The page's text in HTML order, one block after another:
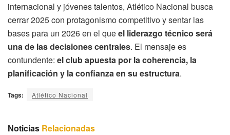
internacional y jóvenes talentos, Atlético Nacional busca
cerrar 2025 con protagonismo competitivo y sentar las
bases para un 2026 en el queel liderazgo técnico será
una de las decisiones centrales. El mensaje es
contundente: el club apuesta por la coherencia, la
planificación y la confianza en su estructura.
Tags: Atlético Nacional
Noticias Relacionadas